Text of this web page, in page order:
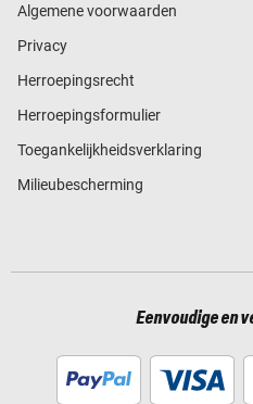
Algemene voorwaarden
Privacy
Herroepingsrecht
Herroepingsformulier
Toegankelijkheidsverklaring
Milieubescherming
Eenvoudige en